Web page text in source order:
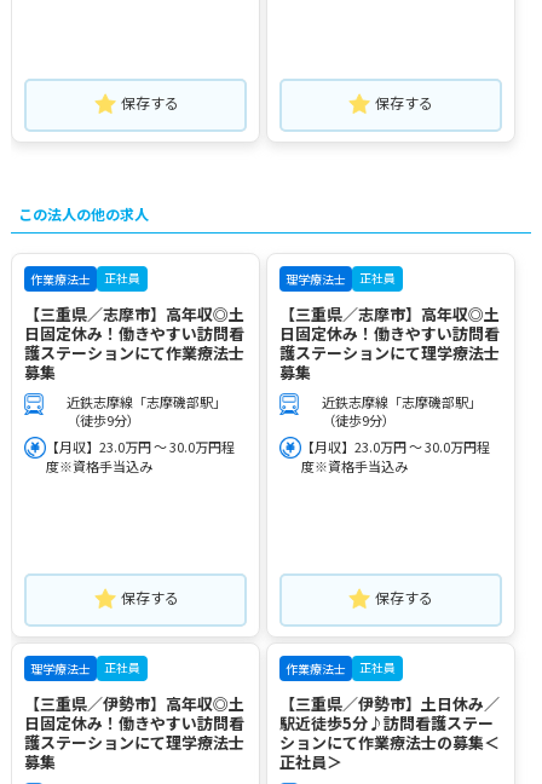
保存する 保存する
この法人の他の求人
作業療法士 正社員
【三重県／志摩市】高年収◎土
日固定休み！働きやすい訪問看
護ステーションにて作業療法士
募集
近鉄志摩線「志摩磯部駅」
（徒歩9分）
【月収】23.0万円 ～ 30.0万円程
度※資格手当込み
保存する
理学療法士 正社員
【三重県／志摩市】高年収◎土
日固定休み！働きやすい訪問看
護ステーションにて理学療法士
募集
近鉄志摩線「志摩磯部駅」
（徒歩9分）
【月収】23.0万円 ～ 30.0万円程
度※資格手当込み
保存する
理学療法士 正社員
【三重県／伊勢市】高年収◎土
日固定休み！働きやすい訪問看
護ステーションにて理学療法士
募集
作業療法士 正社員
【三重県／伊勢市】土日休み／
駅近徒歩5分♪訪問看護ステー
ションにて作業療法士の募集＜
正社員＞